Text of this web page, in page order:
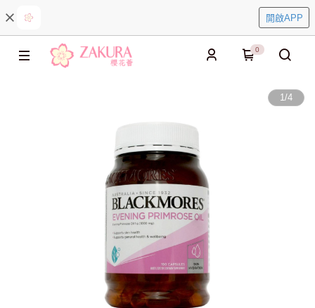
開啟APP
0
1/4